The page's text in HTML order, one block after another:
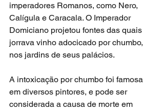
imperadores Romanos, como Nero,
Calígula e Caracala. O Imperador
Domiciano projetou fontes das quais
jorrava vinho adocicado por chumbo,
nos jardins de seus palácios.
A intoxicação por chumbo foi famosa
em diversos pintores, e pode ser
considerada a causa de morte em